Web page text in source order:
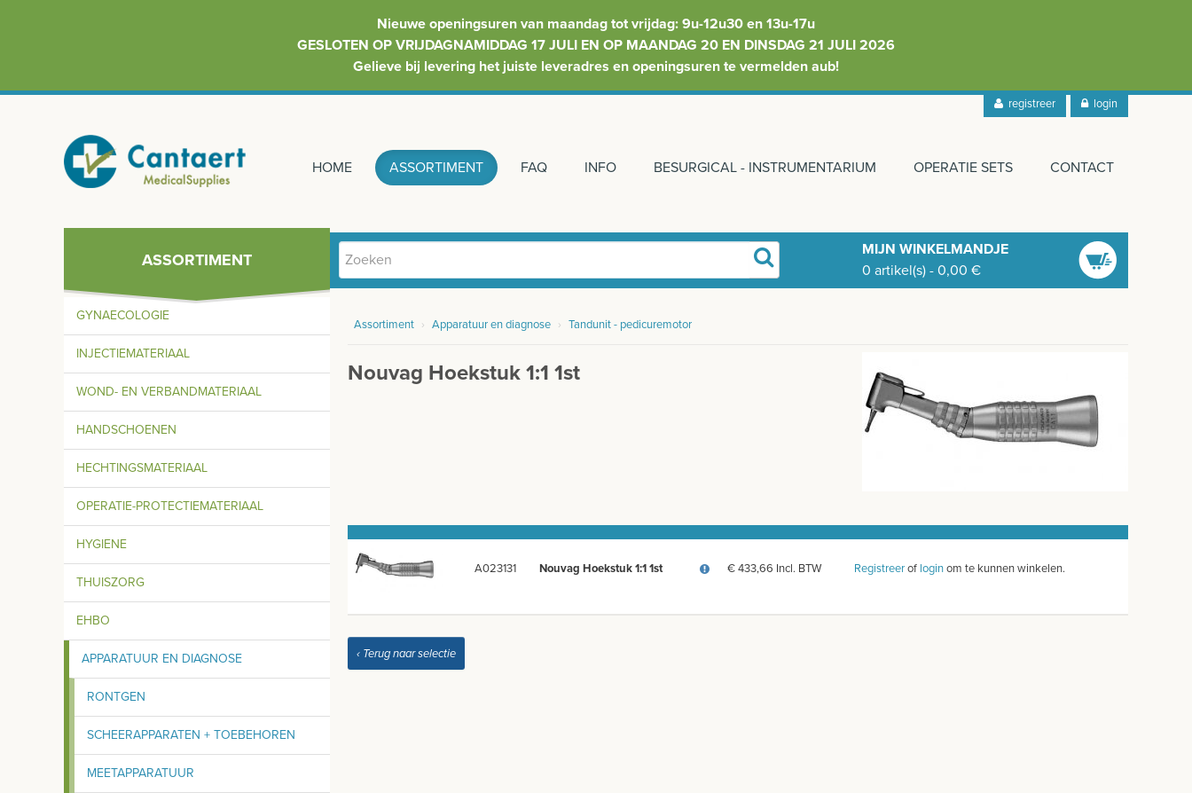
Nieuwe openingsuren van maandag tot vrijdag: 9u-12u30 en 13u-17u
GESLOTEN OP VRIJDAGNAMIDDAG 17 JULI EN OP MAANDAG 20 EN DINSDAG 21 JULI 2026
Gelieve bij levering het juiste leveradres en openingsuren te vermelden aub!
registreer login
HOME ASSORTIMENT FAQ INFO BESURGICAL - INSTRUMENTARIUM OPERATIE SETS CONTACT
ASSORTIMENT
MIJN WINKELMANDJE
0 artikel(s) - 0,00 €
GYNAECOLOGIE
INJECTIEMATERIAAL
WOND- EN VERBANDMATERIAAL
HANDSCHOENEN
HECHTINGSMATERIAAL
OPERATIE-PROTECTIEMATERIAAL
HYGIENE
THUISZORG
EHBO
APPARATUUR EN DIAGNOSE
RONTGEN
SCHEERAPPARATEN + TOEBEHOREN
MEETAPPARATUUR
Assortiment › Apparatuur en diagnose › Tandunit - pedicuremotor
Nouvag Hoekstuk 1:1 1st
A023131 Nouvag Hoekstuk 1:1 1st € 433,66 Incl. BTW Registreerof loginom te kunnen winkelen.
‹ Terug naar selectie